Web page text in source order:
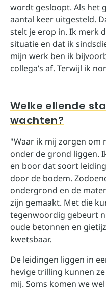
wordt gesloopt. Als het
aantal keer uitgesteld.
stelt je erop in. Ik merk
situatie en dat ik
mijn werk ben ik
collega’s af. Terwijl ik
Welke ellende
wachten?
"Waar ik mij zorgen om
onder de grond liggen.
en boor dat soort
door de bodem.
ondergrond en de
zijn gemaakt. Met die
tegenwoordig gebeurt
oude betonnen en
kwetsbaar.
De leidingen liggen in
hevige trilling kunnen
mij. Soms komen we